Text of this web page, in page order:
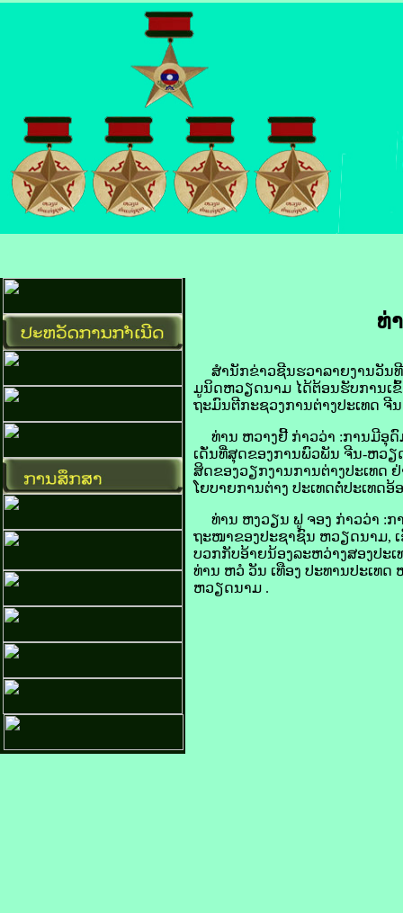
ທ່
ສຳນັກຂ່າວຊີນຮວາລາຍງານວັນທີ
ມູນິດຫວຽດນາມ ໄດ້ຕ້ອນຮັບການເ
ຖະມົນຕີກະຊວງການຕ່າງປະເທດ
ທ່ານ ຫວາງຢີ້ ກ່າວວ່າ :ການມີອຸດົ
ເດັ່ນທີ່ສຸດຂອງການພົວພັນ ຈີນ-ຫວຽ
ສິດຂອງວຽກງານການຕ່າງປະເທດ
ໂຍບາຍການຕ່າງ ປະເທດຕໍ່ປະເທດ
ທ່ານ ຫງວ​​ຽນ ຟູ ຈອງ ກ່າວວ່າ :ກ
ຖະໜາຂອງປະຊາຊົນ ຫວຽດນາມ,
ບວກກັບອ້າຍນ້ອງລະຫວ່າງສອງປະເ
ທ່ານ ຫວໍ ວັນ ເທືອງ ປະທານປະເທ
ຫວຽດນາມ .